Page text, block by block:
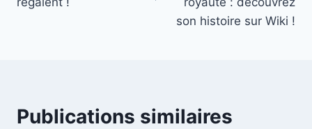
son histoire sur Wiki !
Publications similaires